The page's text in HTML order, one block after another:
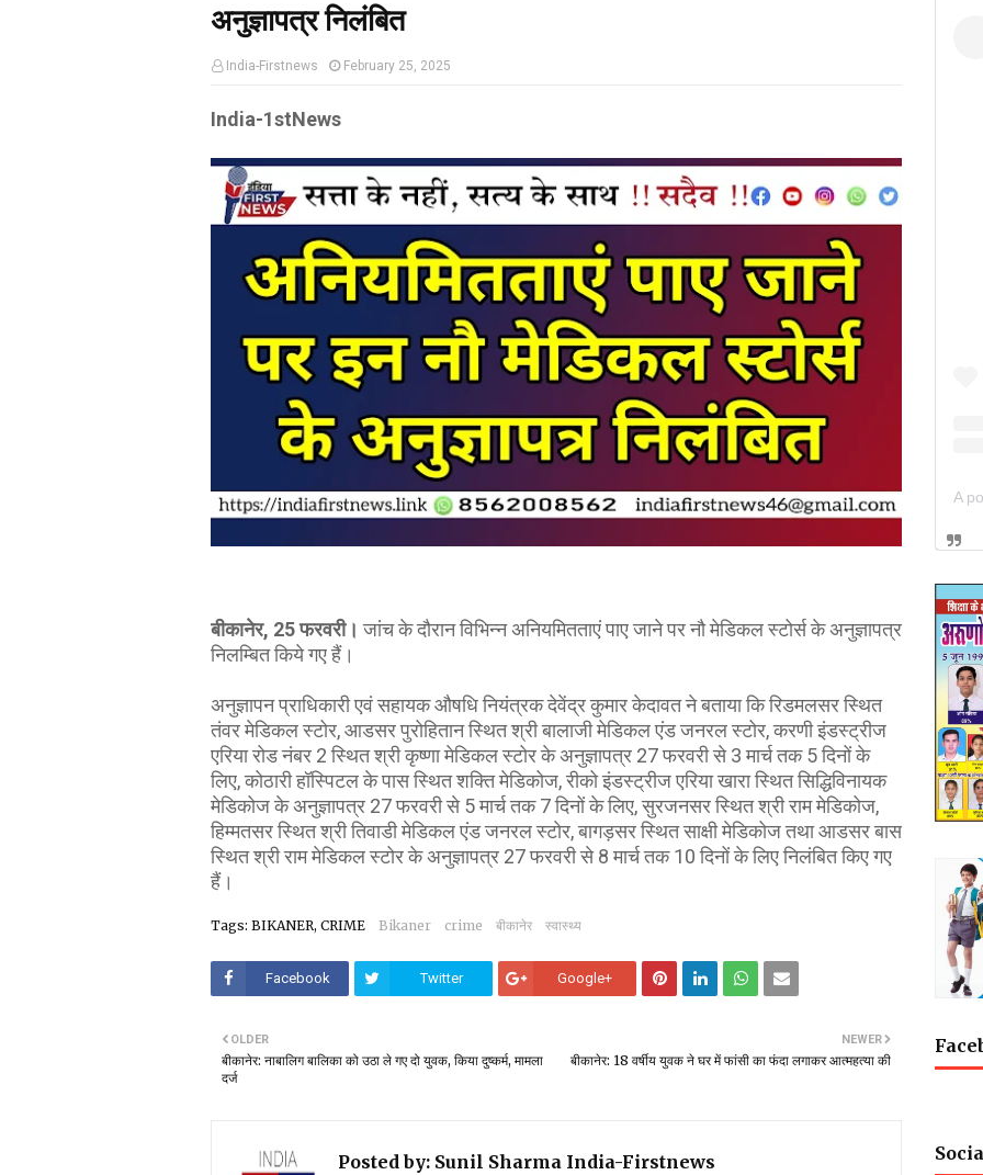
अनुज्ञापत्र निलंबित
India-Firstnews February 25, 2025
India-1stNews
बीकानेर, 25 फरवरी।जांच के दौरान विभिन्न अनियमितताएं पाए जाने पर नौ मेडिकल स्टोर्स के अनुज्ञापत्र
निलम्बित किये गए हैं।
अनुज्ञापन प्राधिकारी एवं सहायक औषधि नियंत्रक देवेंद्र कुमार केदावत ने बताया कि रिडमलसर स्थित
तंवर मेडिकल स्टोर, आडसर पुरोहितान स्थित श्री बालाजी मेडिकल एंड जनरल स्टोर, करणी इंडस्ट्रीज
एरिया रोड नंबर 2 स्थित श्री कृष्णा मेडिकल स्टोर के अनुज्ञापत्र 27 फरवरी से 3 मार्च तक 5 दिनों के
लिए, कोठारी हॉस्पिटल के पास स्थित शक्ति मेडिकोज, रीको इंडस्ट्रीज एरिया खारा स्थित सिद्धिविनायक
मेडिकोज के अनुज्ञापत्र 27 फरवरी से 5 मार्च तक 7 दिनों के लिए, सुरजनसर स्थित श्री राम मेडिकोज,
हिम्मतसर स्थित श्री तिवाडी मेडिकल एंड जनरल स्टोर, बागड़सर स्थित साक्षी मेडिकोज तथा आडसर बास
स्थित श्री राम मेडिकल स्टोर के अनुज्ञापत्र 27 फरवरी से 8 मार्च तक 10 दिनों के लिए निलंबित किए गए
हैं।
Tags: BIKANER, CRIME Bikaner crime बीकानेर स्वास्थ्य
Facebook Twitter Google+
NEWER
बीकानेर: 18 वर्षीय युवक ने घर में फांसी का फंदा लगाकर आत्महत्या की
OLDER
बीकानेर: नाबालिग बालिका को उठा ले गए दो युवक, किया दुष्कर्म, मामला
दर्ज
Posted by: Sunil Sharma India-Firstnews